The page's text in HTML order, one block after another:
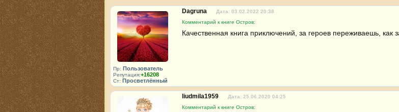
Пр: Пользователь
Репутация:+16208
Ст: Просветлённый
Dagruna
Дата: 03.02.2022 20:38
Комментарий к книге Остров:
Качественная книга приключений, за героев переживаешь, как
liudmila1959
Дата: 25.06.2020 04:25
Комментарий к книге Остров: